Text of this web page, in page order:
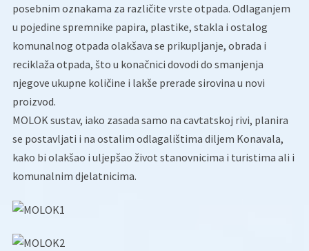
posebnim oznakama za različite vrste otpada. Odlaganjem
u pojedine spremnike papira, plastike, stakla i ostalog
komunalnog otpada olakšava se prikupljanje, obrada i
reciklaža otpada, što u konačnici dovodi do smanjenja
njegove ukupne količine i lakše prerade sirovina u novi
proizvod.
MOLOK sustav, iako zasada samo na cavtatskoj rivi, planira
se postavljati i na ostalim odlagalištima diljem Konavala,
kako bi olakšao i uljepšao život stanovnicima i turistima ali i
komunalnim djelatnicima.